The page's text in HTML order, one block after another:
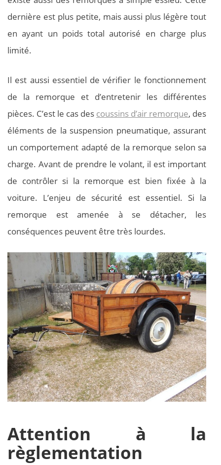
dernière est plus petite, mais aussi plus légère tout
en ayant un poids total autorisé en charge plus
limité.
Il est aussi essentiel de vérifier le fonctionnement
de la remorque et d’entretenir les différentes
pièces. C’est le cas des coussins d’air remorque, des
éléments de la suspension pneumatique, assurant
un comportement adapté de la remorque selon sa
charge. Avant de prendre le volant, il est important
de contrôler si la remorque est bien fixée à la
voiture. L’enjeu de sécurité est essentiel. Si la
remorque est amenée à se détacher, les
conséquences peuvent être très lourdes.
Attention à la
règlementation